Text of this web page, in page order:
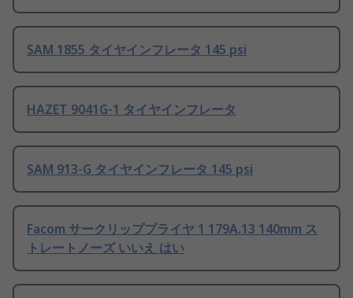
SAM 1855 タイヤインフレータ 145 psi
HAZET 9041G-1 タイヤインフレータ
SAM 913-G タイヤインフレータ 145 psi
Facom サークリッププライヤ 1 179A.13 140mm ス
トレートノーズ いいえ はい